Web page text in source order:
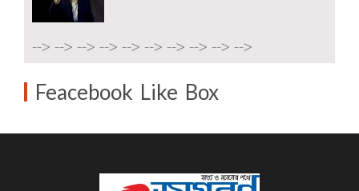
--> --> --> --> --> --> --> --> --> -->
Feacebook Like Box